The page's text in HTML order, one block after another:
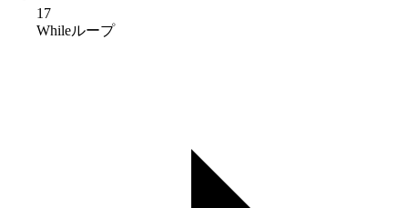
17
Whileループ